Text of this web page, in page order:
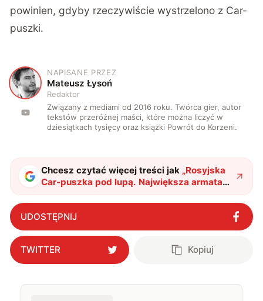
powinien, gdyby rzeczywiście wystrzelono z Car-
puszki.
M
NAPISANE PRZEZ
Mateusz Łysoń
Redaktor
Związany z mediami od 2016 roku. Twórca gier, autor
tekstów przeróżnej maści, które można liczyć w
dziesiątkach tysięcy oraz książki Powrót do Korzeni.
Chcesz czytać więcej treści jak „Rosyjska
Car-puszka pod lupą. Największa armata
na świecie lekarstwem na braki w
arsenale?"?
UDOSTĘPNIJ
TWITTER Kopiuj